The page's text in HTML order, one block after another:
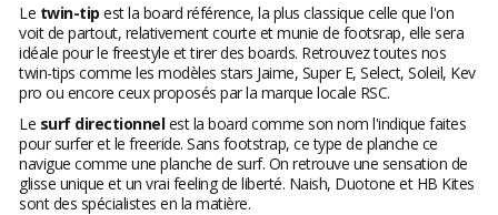
Le twin-tip est la board référence, la plus classique celle que l'on
voit de partout, relativement courte et munie de footsrap, elle sera
idéale pour le freestyle et tirer des boards. Retrouvez toutes nos
twin-tips comme les modèles stars Jaime, Super E, Select, Soleil, Kev
pro ou encore ceux proposés par la marque locale RSC.
Le surf directionnelest la board comme son nom l'indique faites
pour surfer et le freeride. Sans footstrap, ce type de planche ce
navigue comme une planche de surf. On retrouve une sensation de
glisse unique et un vrai feeling de liberté. Naish, Duotone et HB Kites
sont des spécialistes en la matière.